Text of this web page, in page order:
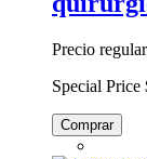
Precio
Special Price
Comprar